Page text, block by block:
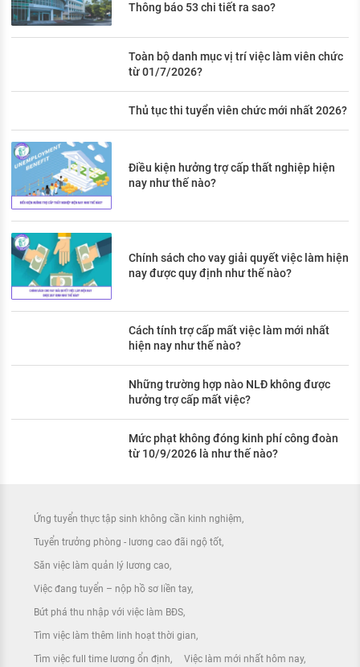
Thông báo 53 chi tiết ra sao?
Toàn bộ danh mục vị trí việc làm viên chức
từ 01/7/2026?
Thủ tục thi tuyển viên chức mới nhất 2026?
Điều kiện hưởng trợ cấp thất nghiệp hiện
nay như thế nào?
Chính sách cho vay giải quyết việc làm hiện
nay được quy định như thế nào?
Cách tính trợ cấp mất việc làm mới nhất
hiện nay như thế nào?
Những trường hợp nào NLĐ không được
hưởng trợ cấp mất việc?
Mức phạt không đóng kinh phí công đoàn
từ 10/9/2026 là như thế nào?
Ứng tuyển thực tập sinh không cần kinh nghiệm
Tuyển trưởng phòng - lương cao đãi ngộ tốt
Săn việc làm quản lý lương cao
Việc đang tuyển – nộp hồ sơ liền tay
Bứt phá thu nhập với việc làm BĐS
Tìm việc làm thêm linh hoạt thời gian
Tìm việc full time lương ổn định Việc làm mới nhất hôm nay